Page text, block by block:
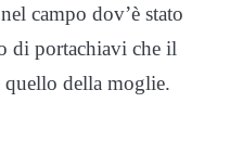
campo dov’è stato
di portachiavi che il
quello della moglie.